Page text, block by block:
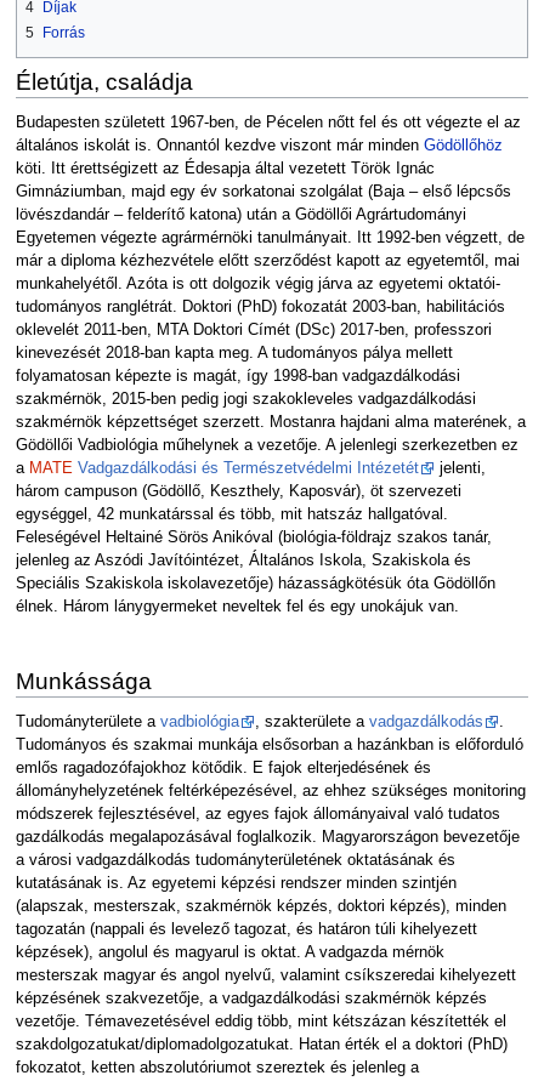
4
Díjak
5 Forrás
Életútja, családja
Budapesten született 1967-ben, de Pécelen nőtt fel és ott végezte el az
általános iskolát is. Onnantól kezdve viszont már minden Gödöllőhöz
köti. Itt érettségizett az Édesapja által vezetett Török Ignác
Gimnáziumban, majd egy év sorkatonai szolgálat (Baja – első lépcsős
lövészdandár – felderítő katona) után a Gödöllői Agrártudományi
Egyetemen végezte agrármérnöki tanulmányait. Itt 1992-ben végzett, de
már a diploma kézhezvétele előtt szerződést kapott az egyetemtől, mai
munkahelyétől. Azóta is ott dolgozik végig járva az egyetemi oktatói-
tudományos ranglétrát. Doktori (PhD) fokozatát 2003-ban, habilitációs
oklevelét 2011-ben, MTA Doktori Címét (DSc) 2017-ben, professzori
kinevezését 2018-ban kapta meg. A tudományos pálya mellett
folyamatosan képezte is magát, így 1998-ban vadgazdálkodási
szakmérnök, 2015-ben pedig jogi szakokleveles vadgazdálkodási
szakmérnök képzettséget szerzett. Mostanra hajdani alma materének, a
Gödöllői Vadbiológia műhelynek a vezetője. A jelenlegi szerkezetben ez
a MATE Vadgazdálkodási és Természetvédelmi Intézetét
jelenti,
három campuson (Gödöllő, Keszthely, Kaposvár), öt szervezeti
egységgel, 42 munkatárssal és több, mit hatszáz hallgatóval.
Feleségével Heltainé Sörös Anikóval (biológia-földrajz szakos tanár,
jelenleg az Aszódi Javítóintézet, Általános Iskola, Szakiskola és
Speciális Szakiskola iskolavezetője) házasságkötésük óta Gödöllőn
élnek. Három lánygyermeket neveltek fel és egy unokájuk van.
Munkássága
Tudományterülete a vadbiológia , szakterülete a vadgazdálkodás
.
Tudományos és szakmai munkája elsősorban a hazánkban is előforduló
emlős ragadozófajokhoz kötődik. E fajok elterjedésének és
állományhelyzetének feltérképezésével, az ehhez szükséges monitoring
módszerek fejlesztésével, az egyes fajok állományaival való tudatos
gazdálkodás megalapozásával foglalkozik. Magyarországon bevezetője
a városi vadgazdálkodás tudományterületének oktatásának és
kutatásának is. Az egyetemi képzési rendszer minden szintjén
(alapszak, mesterszak, szakmérnök képzés, doktori képzés), minden
tagozatán (nappali és levelező tagozat, és határon túli kihelyezett
képzések), angolul és magyarul is oktat. A vadgazda mérnök
mesterszak magyar és angol nyelvű, valamint csíkszeredai kihelyezett
képzésének szakvezetője, a vadgazdálkodási szakmérnök képzés
vezetője. Témavezetésével eddig több, mint kétszázan készítették el
szakdolgozatukat/diplomadolgozatukat. Hatan érték el a doktori (PhD)
fokozatot, ketten abszolutóriumot szereztek és jelenleg a